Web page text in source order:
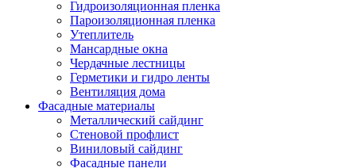
Гидроизоляционная пленка
Пароизоляционная пленка
Утеплитель
Мансардные окна
Чердачные лестницы
Герметики и гидро ленты
Вентиляция дома
Фасадные материалы
Металлический сайдинг
Стеновой профлист
Виниловый сайдинг
Фасадные панели